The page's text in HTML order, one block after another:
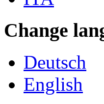
Change
Deutsch
English